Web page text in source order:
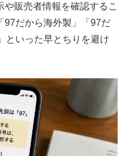
や販売者情報を確認するこ
97だから海外製」「97だ
といった早とちりを避け